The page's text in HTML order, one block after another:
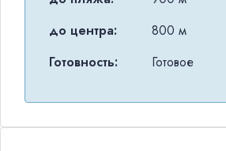
до центра:
800 м
Готовность:
Готовое